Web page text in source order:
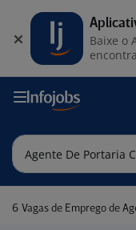
6 Vagas de Emprego de Agente
Baixe o